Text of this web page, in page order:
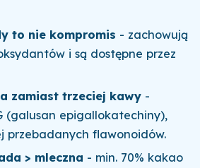
to nie kompromis - zachowują
i są dostępne przez
zamiast trzeciej kawy -
(galusan epigallokatechiny),
przebadanych flawonoidów.
> mleczna - min. 70% kakao